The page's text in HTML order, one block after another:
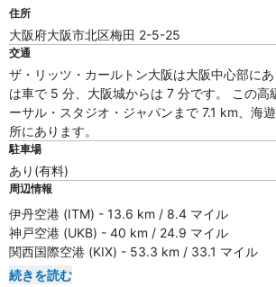
住所
大阪府大阪市北区梅田 2-5-25
交通
ザ・リッツ・カールトン大阪は大阪中心部に
は車で 5 分、大阪城からは 7 分です。 この高
ーサル・スタジオ・ジャパンまで 7.1 km、海
所にあります。
駐車場
あり(有料)
周辺情報
伊丹空港 (ITM) - 13.6 km / 8.4 マイル
神戸空港 (UKB) - 40 km / 24.9 マイル
関西国際空港 (KIX) - 53.3 km / 33.1 マイル
続きを読む